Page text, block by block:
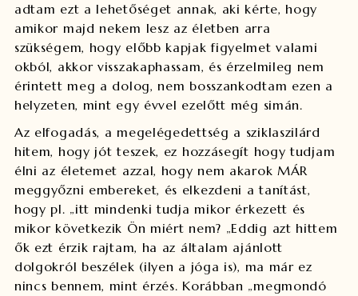
adtam ezt a lehetőséget annak, aki kérte, hogy
amikor majd nekem lesz az életben arra
szükségem, hogy előbb kapjak figyelmet valami
okból, akkor visszakaphassam, és érzelmileg nem
érintett meg a dolog, nem bosszankodtam ezen a
helyzeten, mint egy évvel ezelőtt még simán.
Az elfogadás, a megelégedettség a sziklaszilárd
hitem, hogy jót teszek, ez hozzásegít hogy tudjam
élni az életemet azzal, hogy nem akarok MÁR
meggyőzni embereket, és elkezdeni a tanítást,
hogy pl. „itt mindenki tudja mikor érkezett és
mikor következik Ön miért nem? „Eddig azt hittem
ők ezt érzik rajtam, ha az általam ajánlott
dolgokról beszélek (ilyen a jóga is), ma már ez
nincs bennem, mint érzés. Korábban „megmondó